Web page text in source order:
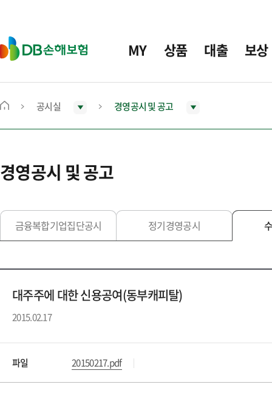
D
B
보
MY 상품 대출 보상
메
으
로
동
공시실 경영공시 및 공고
경영공시 및 공고
금융복합기업집단공시 정기경영공시
대주주에 대한 신용공여(동부캐피탈)
2015.02.17
파일 20150217.pdf